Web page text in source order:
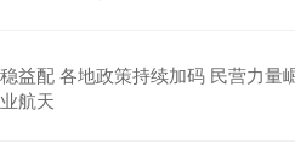
稳益配 各地政策持续加码 民营力量
业航天